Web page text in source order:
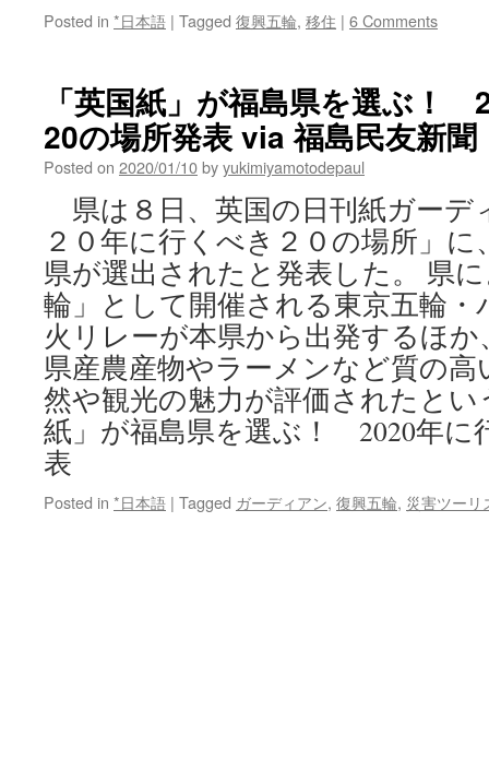
Posted in *日本語 | Tagged 復興五輪, 移住 | 6 Comments
「英国紙」が福島県を選ぶ！
20の場所発表 via 福島民友新聞
Posted on 2020/01/10byyukimiyamotodepaul
県は８日、英国の日刊紙ガーデ
２０年に行くべき２０の場所」
県が選出されたと発表した。 県
輪」として開催される東京五輪
火リレーが本県から出発するほ
県産農産物やラーメンなど質の
然や観光の魅力が評価されたとい
紙」が福島県を選ぶ！ 2020年に
表
Posted in *日本語 | Tagged ガーディアン, 復興五輪, 災害ツーリ